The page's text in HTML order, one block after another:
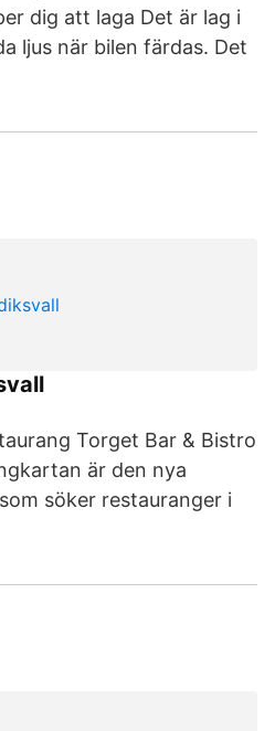
dig att laga Det är lag i
ljus när bilen färdas. Det
Torget Bar & Bistro
är den nya
söker restauranger i